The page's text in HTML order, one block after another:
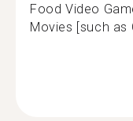
Food Video
Movies [such as